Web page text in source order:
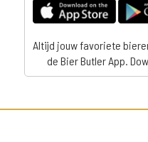
Altijd jouw favoriete
de Bier Butler App.